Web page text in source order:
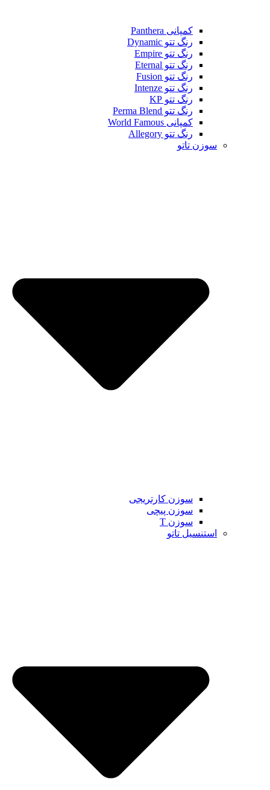
کمپانی Panthera
رنگ تتو Dynamic
رنگ تتو Empire
رنگ تتو Eternal
رنگ تتو Fusion
رنگ تتو Intenze
رنگ تتو KP
رنگ تتو Perma Blend
کمپانی World Famous
رنگ تتو Allegory
سوزن تاتو
سوزن کارتریجی
سوزن پیچی
سوزن T
استنسیل تاتو